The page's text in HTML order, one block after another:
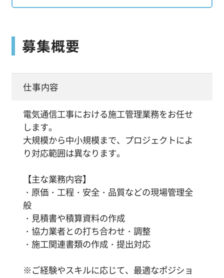
募集概要
仕事内容
電気通信工事における施工管理業務をお任せ
します。
大規模から中小規模まで、プロジェクトによ
り対応範囲は異なります。
【主な業務内容】
・原価・工程・安全・品質などの現場管理全
般
・見積書や積算資料の作成
・協力業者との打ち合わせ・調整
・施工関連書類の作成・提出対応
※ご経験やスキルに応じて、最適なポジショ